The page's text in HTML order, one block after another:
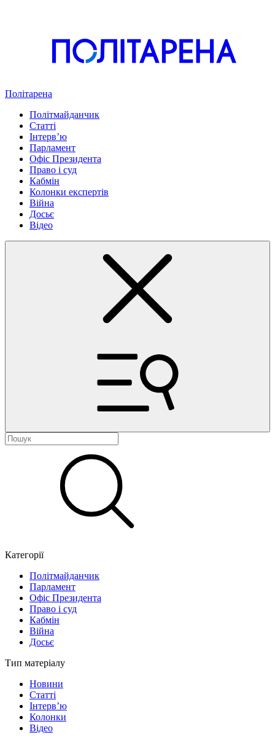
Політарена
Політмайданчик
Статті
Інтервʼю
Парламент
Офіс Президента
Право і суд
Кабмін
Колонки експертів
Війна
Досьє
Відео
Категорії
Політмайданчик
Парламент
Офіс Президента
Право і суд
Кабмін
Війна
Досьє
Тип матеріалу
Новини
Статті
Інтерв’ю
Колонки
Відео